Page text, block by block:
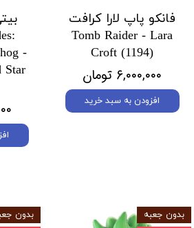
فانکو پاپ لارا کرافت
Tomb Raider - Lara
Croft (1194)
۶,۰۰۰,۰۰۰ تومان
افزودن به سبد خرید
-
Star
بدون جعبه
بدون